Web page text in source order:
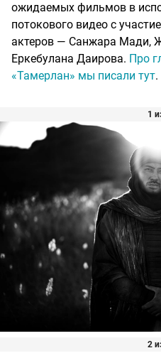
ожидаемых фильмов в
потокового видео с
актеров — Санжара Мади,
Еркебулана Даирова. Про
«Тамерлан» мы писали тут.
1
2